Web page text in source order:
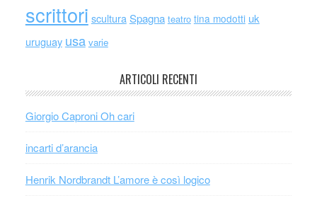
scrittori scultura Spagna teatro tina modotti uk
uruguay usa varie
ARTICOLI RECENTI
Giorgio Caproni Oh cari
incarti d’arancia
Henrik Nordbrandt L’amore è così logico